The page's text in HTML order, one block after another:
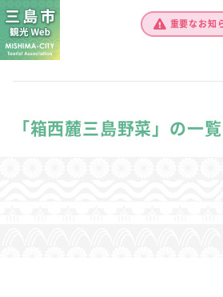
重要なお知
「箱西麓三島野菜」の一覧